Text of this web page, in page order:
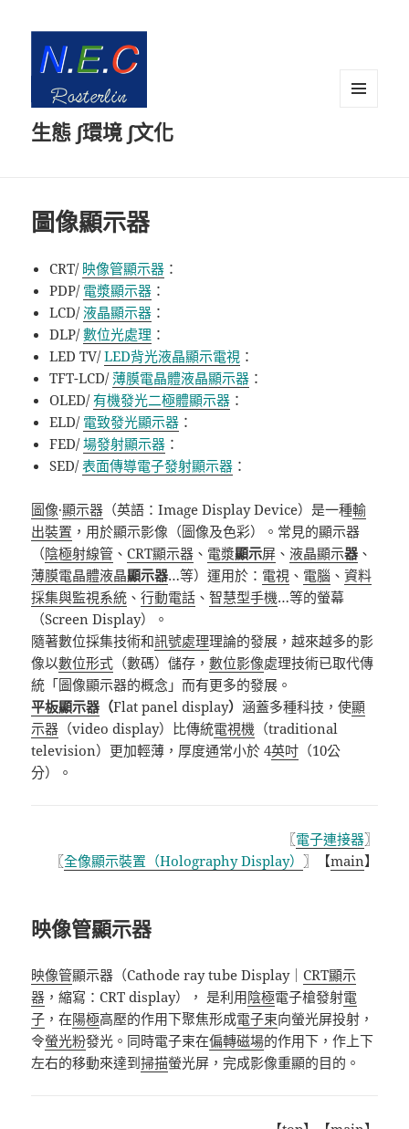
生態 ∫環境 ∫文化
圖像顯示器
CRT/ 映像管顯示器 ：
PDP/ 電漿顯示器 ：
LCD/液晶顯示器 ：
DLP/數位光處理 ：
LED TV/LED背光液晶顯示電視 ：
TFT-LCD/薄膜電晶體液晶顯示器 ：
OLED/有機發光二極體顯示器 ：
ELD/ 電致發光顯示器 ：
FED/場發射顯示器 ：
SED/表面傳導電子發射顯示器 ：
圖像·顯示器 （英語：Image Display Device）是一種輸
出裝置 ，用於顯示影像（圖像及色彩）。常見的顯示器
（陰極射線管 、CRT顯示器 、 電漿顯示屏 、液晶顯示器 、
薄膜電晶體液晶顯示器…等）運用於： 電視 、 電腦 、資料
採集與監視系統 、行動電話 、智慧型手機…等的螢幕
（Screen Display）。
隨著數位採集技術和訊號處理理論的發展，越來越多的影
像以數位形式 （數碼）儲存，數位影像處理技術已取代傳
統「圖像顯示器的概念」而有更多的發展。
平板顯示器 （Flat panel display）涵蓋多種科技，使顯
示器 （video display）比傳統電視機 （traditional
television）更加輕薄，厚度通常小於 4英吋 （10公
分）。
〖電子連接器〗
〖全像顯示裝置（Holography Display） 〗【main】
映像管顯示器
映像管顯示器（Cathode ray tube Display｜CRT顯示
器 ，縮寫：CRT display）， 是利用陰極電子槍發射電
子 ，在陽極高壓的作用下聚焦形成電子束向螢光屏投射，
令螢光粉發光。同時電子束在偏轉磁場的作用下，作上下
左右的移動來達到掃描螢光屏 ，完成影像重顯的目的。